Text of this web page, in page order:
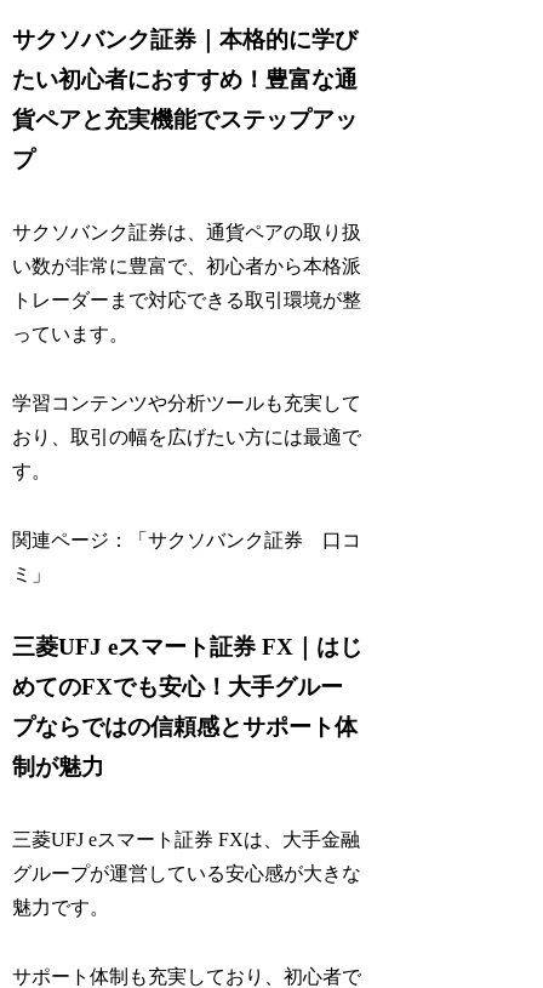
サクソバンク証券｜本格的に学び
たい初心者におすすめ！豊富な通
貨ペアと充実機能でステップアッ
プ
サクソバンク証券は、通貨ペアの取り扱
い数が非常に豊富で、初心者から本格派
トレーダーまで対応できる取引環境が整
っています。
学習コンテンツや分析ツールも充実して
おり、取引の幅を広げたい方には最適で
す。
関連ページ：「サクソバンク証券 口コ
ミ」
三菱UFJ eスマート証券 FX｜はじ
めてのFXでも安心！大手グルー
プならではの信頼感とサポート体
制が魅力
三菱UFJ eスマート証券 FXは、大手金融
グループが運営している安心感が大きな
魅力です。
サポート体制も充実しており、初心者で